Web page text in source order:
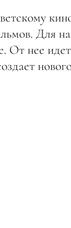
Для
От нее идет